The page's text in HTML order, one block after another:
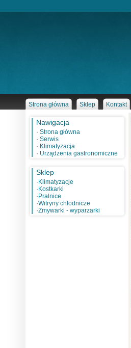
Strona główna Sklep Kontakt
Nawigacja
· Strona główna
· Serwis
· Klimatyzacja
· Urządzenia gastronomiczne
Sklep
· Klimatyzacje
· Kostkarki
· Pralnice
·Witryny chłodnicze
·Zmywarki - wyparzarki